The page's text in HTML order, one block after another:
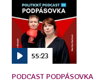
55:23
PODCAST PODPÁSOVKA